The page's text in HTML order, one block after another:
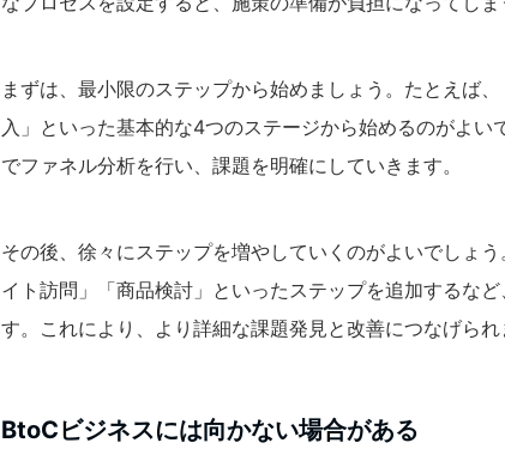
まずは、最小限のステップから始めましょう。たとえば
入」といった基本的な4つのステージから始めるのがよい
でファネル分析を行い、課題を明確にしていきます。
その後、徐々にステップを増やしていくのがよいでしょ
イト訪問」「商品検討」といったステップを追加するな
す。これにより、より詳細な課題発見と改善につなげられ
BtoCビジネスには向かない場合がある